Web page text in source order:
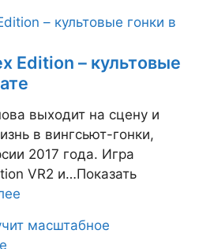
Edition – культовые
выходит на сцену и
в вингсьют-гонки,
2017 года. Игра
VR2 и…Показать